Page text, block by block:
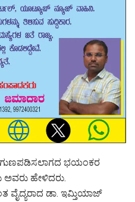
ಭಯಂಕರ
ಅವರು ಹೇಳಿದರು.
ವೈದ್ಯರಾದ ಡಾ. ಇಮ್ತಿಯಾಜ್